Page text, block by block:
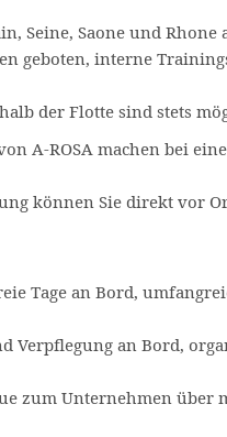
Seine, Saone und Rhone
geboten, interne
der Flotte sind stets
A-ROSA machen bei
können Sie direkt vor
Tage an Bord,
Verpflegung an Bord,
zum Unternehmen über